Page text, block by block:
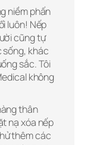
niềm phấn
luôn! Nếp
cũng tự
sống, khác
sắc. Tôi
không
thân
nạ xóa nếp
thêm các